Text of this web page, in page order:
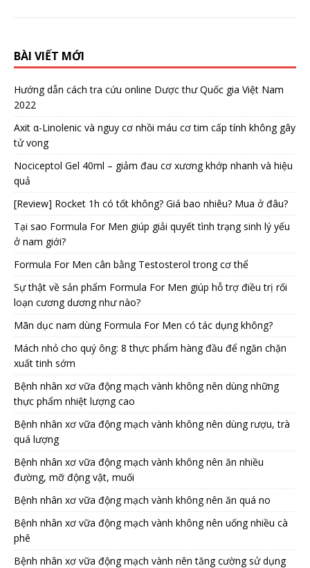
BÀI VIẾT MỚI
Hướng dẫn cách tra cứu online Dược thư Quốc gia Việt Nam
2022
Axit α-Linolenic và nguy cơ nhồi máu cơ tim cấp tính không gây
tử vong
Nociceptol Gel 40ml – giảm đau cơ xương khớp nhanh và hiệu
quả
[Review] Rocket 1h có tốt không? Giá bao nhiêu? Mua ở đâu?
Tại sao Formula For Men giúp giải quyết tình trạng sinh lý yếu
ở nam giới?
Formula For Men cân bằng Testosterol trong cơ thể
Sự thật về sản phẩm Formula For Men giúp hỗ trợ điều trị rối
loạn cương dương như nào?
Mãn dục nam dùng Formula For Men có tác dụng không?
Mách nhỏ cho quý ông: 8 thực phẩm hàng đầu để ngăn chặn
xuất tinh sớm
Bệnh nhân xơ vữa động mạch vành không nên dùng những
thực phẩm nhiệt lượng cao
Bệnh nhân xơ vữa động mạch vành không nên dùng rượu, trà
quá lượng
Bệnh nhân xơ vữa động mạch vành không nên ăn nhiều
đường, mỡ động vật, muối
Bệnh nhân xơ vữa động mạch vành không nên ăn quá no
Bệnh nhân xơ vữa động mạch vành không nên uống nhiều cà
phê
Bệnh nhân xơ vữa động mạch vành nên tăng cường sử dụng